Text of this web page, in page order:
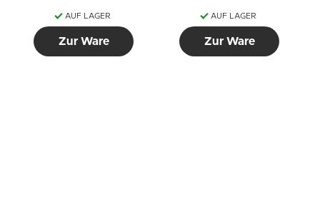
AUF LAGER
Zur Ware
AUF LAGER
Zur Ware